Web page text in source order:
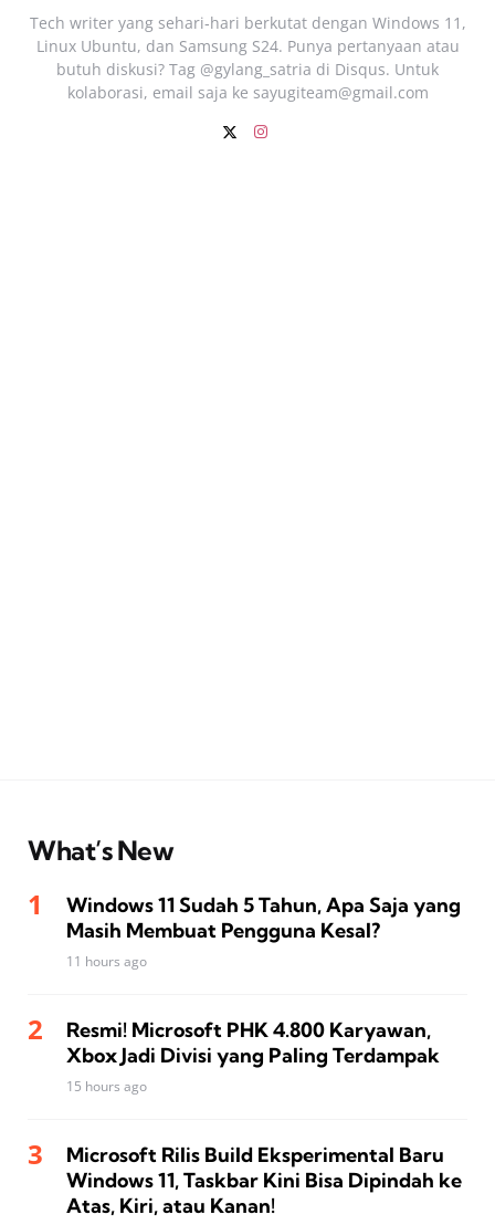
Tech writer yang sehari‑hari berkutat dengan Windows 11,
Linux Ubuntu, dan Samsung S24. Punya pertanyaan atau
butuh diskusi? Tag @gylang_satria di Disqus. Untuk
kolaborasi, email saja ke sayugiteam@gmail.com
What’s New
Windows 11 Sudah 5 Tahun, Apa Saja yang
Masih Membuat Pengguna Kesal?
11 hours ago
Resmi! Microsoft PHK 4.800 Karyawan,
Xbox Jadi Divisi yang Paling Terdampak
15 hours ago
Microsoft Rilis Build Eksperimental Baru
Windows 11, Taskbar Kini Bisa Dipindah ke
Atas, Kiri, atau Kanan!